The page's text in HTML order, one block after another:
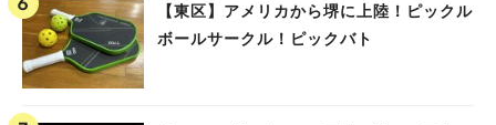
【東区】アメリカから堺に上陸！ピックル
ボールサークル！ピックバト